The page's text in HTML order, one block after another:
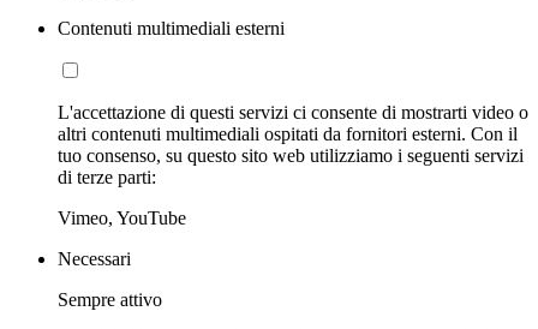
Contenuti multimediali esterni
L'accettazione di questi servizi ci consente di mostrarti video o
altri contenuti multimediali ospitati da fornitori esterni. Con il
tuo consenso, su questo sito web utilizziamo i seguenti servizi
di terze parti:
Vimeo, YouTube
Necessari
Sempre attivo